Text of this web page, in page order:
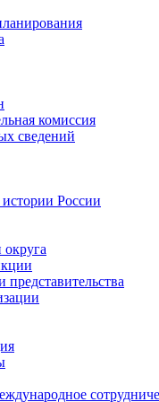
комиссия
сведений
России